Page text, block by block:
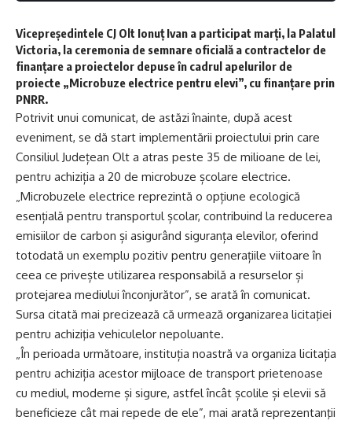
Vicepreședintele CJ Olt Ionuţ Ivan a participat marţi, la Palatul
Victoria, la ceremonia de semnare oficială a contractelor de
finanțare a proiectelor depuse în cadrul apelurilor de
proiecte „Microbuze electrice pentru elevi”, cu finanțare prin
PNRR.
Potrivit unui comunicat, de astăzi înainte, după acest
eveniment, se dă start implementării proiectului prin care
Consiliul Județean Olt a atras peste 35 de milioane de lei,
pentru achiziția a 20 de microbuze școlare electrice.
„Microbuzele electrice reprezintă o opțiune ecologică
esențială pentru transportul școlar, contribuind la reducerea
emisiilor de carbon și asigurând siguranța elevilor, oferind
totodată un exemplu pozitiv pentru generațiile viitoare în
ceea ce privește utilizarea responsabilă a resurselor și
protejarea mediului înconjurător”, se arată în comunicat.
Sursa citată mai precizează că urmează organizarea licitaţiei
pentru achiziţia vehiculelor nepoluante.
„În perioada următoare, instituția noastră va organiza licitația
pentru achiziția acestor mijloace de transport prietenoase
cu mediul, moderne și sigure, astfel încât școlile și elevii să
beneficieze cât mai repede de ele”, mai arată reprezentanţii